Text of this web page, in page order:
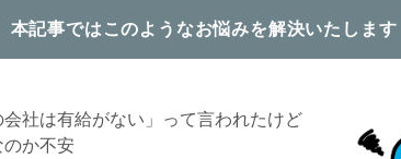
本記事ではこのようなお悩みを解決いたします
会社は有給がない」って言われたけど
か不安